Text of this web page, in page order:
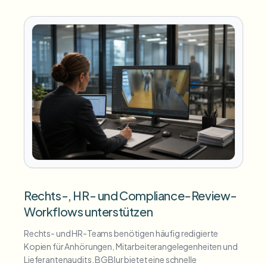
Rechts-, HR- und Compliance-Review-
Workflows unterstützen
Rechts- und HR-Teams benötigen häufig redigierte
Kopien für Anhörungen, Mitarbeiterangelegenheiten und
Lieferantenaudits. BGBlur bietet eine schnelle